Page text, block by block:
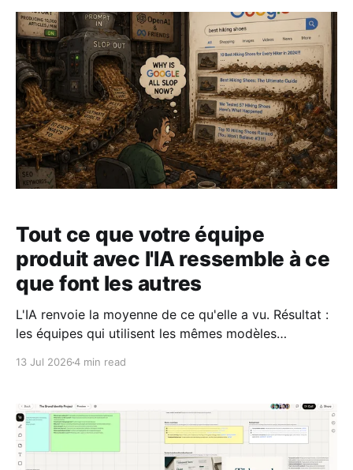
Tout ce que votre équipe
produit avec l'IA ressemble à ce
que font les autres
L'IA renvoie la moyenne de ce qu'elle a vu. Résultat :
les équipes qui utilisent les mêmes modèles
13 Jul 20264 min read